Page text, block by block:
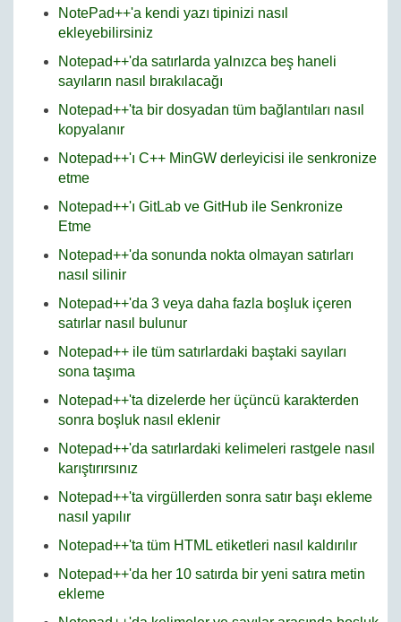
NotePad++'a kendi yazı tipinizi nasıl
ekleyebilirsiniz
Notepad++'da satırlarda yalnızca beş haneli
sayıların nasıl bırakılacağı
Notepad++'ta bir dosyadan tüm bağlantıları nasıl
kopyalanır
Notepad++'ı C++ MinGW derleyicisi ile senkronize
etme
Notepad++'ı GitLab ve GitHub ile Senkronize
Etme
Notepad++'da sonunda nokta olmayan satırları
nasıl silinir
Notepad++'da 3 veya daha fazla boşluk içeren
satırlar nasıl bulunur
Notepad++ ile tüm satırlardaki baştaki sayıları
sona taşıma
Notepad++'ta dizelerde her üçüncü karakterden
sonra boşluk nasıl eklenir
Notepad++'da satırlardaki kelimeleri rastgele nasıl
karıştırırsınız
Notepad++'ta virgüllerden sonra satır başı ekleme
nasıl yapılır
Notepad++'ta tüm HTML etiketleri nasıl kaldırılır
Notepad++'da her 10 satırda bir yeni satıra metin
ekleme